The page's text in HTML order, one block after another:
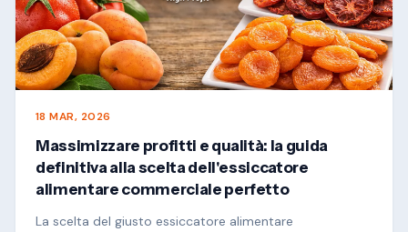
18 MAR, 2026
Massimizzare profitti e qualità: la guida
definitiva alla scelta dell'essiccatore
alimentare commerciale perfetto
La scelta del giusto essiccatore alimentare